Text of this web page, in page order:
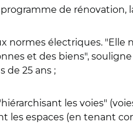
de rénovation,
électriques. "Elle
et des biens",
de 25 ans ;
les voies"
les espaces (en tenant